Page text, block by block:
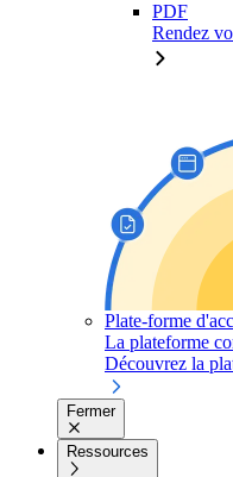
PDF
Rendez
Plate-forme
La plateforme
Découvrez la
Fermer
Ressources